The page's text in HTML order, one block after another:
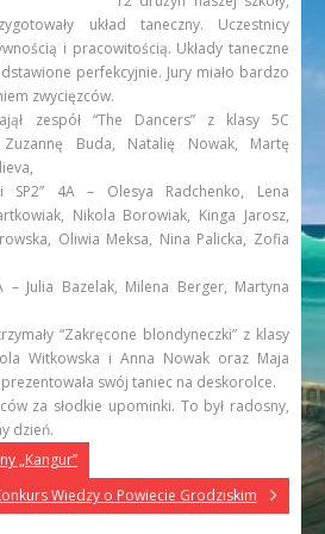
układ taneczny. Uczestnicy
i pracowitością. Układy taneczne
perfekcyjnie. Jury miało bardzo
zwycięzców.
zespół “The Dancers” z klasy 5C
Buda, Natalię Nowak, Martę
SP2” 4A – Olesya Radchenko, Lena
Nikola Borowiak, Kinga Jarosz,
Oliwia Meksa, Nina Palicka, Zofia
– Julia Bazelak, Milena Berger, Martyna
“Zakręcone blondyneczki” z klasy
Witkowska i Anna Nowak oraz Maja
swój taniec na deskorolce.
za słodkie upominki. To był radosny,
dzień.
„Kangur”
Wiedzy o Powiecie Grodziskim